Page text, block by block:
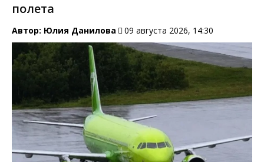
полета
Автор: Юлия Данилова 09 августа 2026, 14:30